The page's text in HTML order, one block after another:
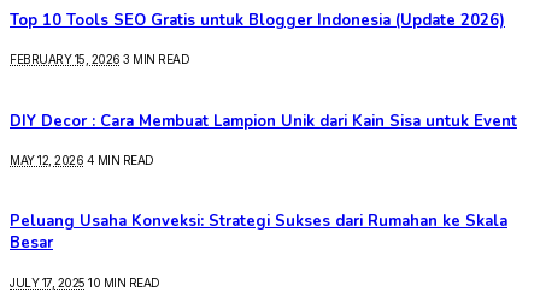
Top 10 Tools SEO Gratis untuk Blogger Indonesia (Update 2026)
FEBRUARY 15, 2026 3 MIN READ
DIY Decor : Cara Membuat Lampion Unik dari Kain Sisa untuk Event
MAY 12, 2026 4 MIN READ
Peluang Usaha Konveksi: Strategi Sukses dari Rumahan ke Skala
Besar
JULY 17, 2025 10 MIN READ